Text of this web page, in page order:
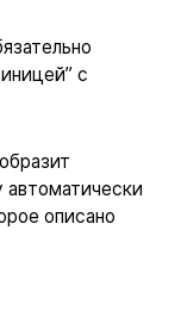
с
автоматически
описано